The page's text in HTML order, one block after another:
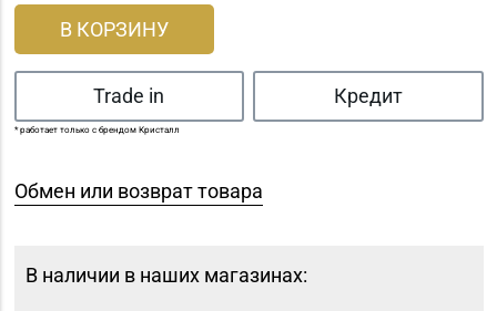
В КОРЗИНУ
Trade in Кредит
* работает только с брендом Кристалл
Обмен или возврат товара
В наличии в наших магазинах: